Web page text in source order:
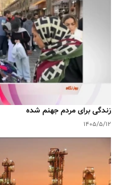
زندگی برای مردم جهنم شده
۱۴۰۵/۵/۱۲